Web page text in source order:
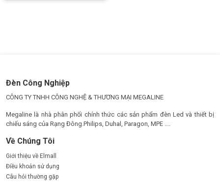
Đèn Công Nghiệp
CÔNG TY TNHH CÔNG NGHỆ & THƯƠNG MẠI MEGALINE
Megaline là nhà phân phối chính thức các sản phẩm đèn Led và thiết bị
chiếu sáng của Rạng Đông.Philips, Duhal, Paragon, MPE ....
Về Chúng Tôi
Giới thiệu về Elmall
Điều khoản sử dụng
Câu hỏi thường gặp